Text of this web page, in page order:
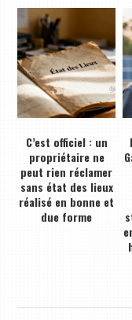
C’est officiel : un
propriétaire ne
peut rien réclamer
sans état des lieux
réalisé en bonne et
due forme